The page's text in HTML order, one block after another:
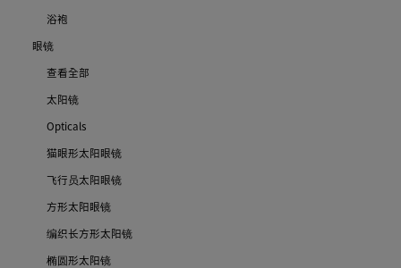
浴袍
眼镜
查看全部
太阳镜
Opticals
猫眼形太阳眼镜
飞行员太阳眼镜
方形太阳眼镜
编织长方形太阳镜
椭圆形太阳镜